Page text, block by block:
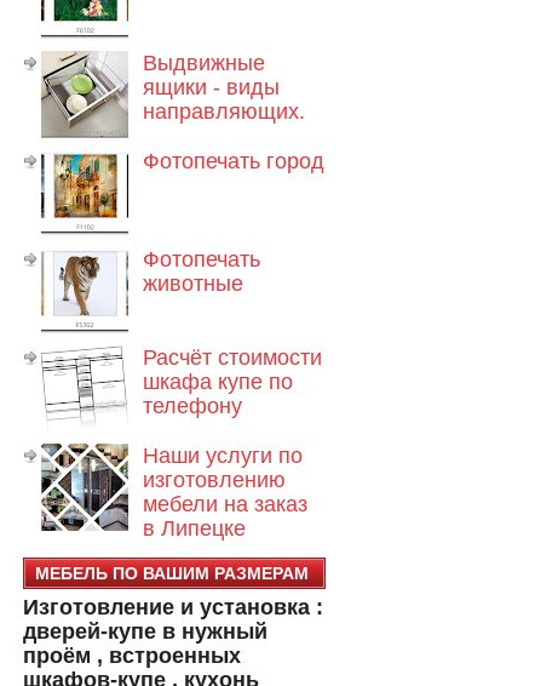
Выдвижные
ящики - виды
направляющих.
Фотопечать город
Фотопечать
животные
Расчёт стоимости
шкафа купе по
телефону
Наши услуги по
изготовлению
мебели на заказ
в Липецке
МЕБЕЛЬ ПО ВАШИМ РАЗМЕРАМ
Изготовление и установка :
дверей-купе в нужный
проём , встроенных
шкафов-купе , кухонь